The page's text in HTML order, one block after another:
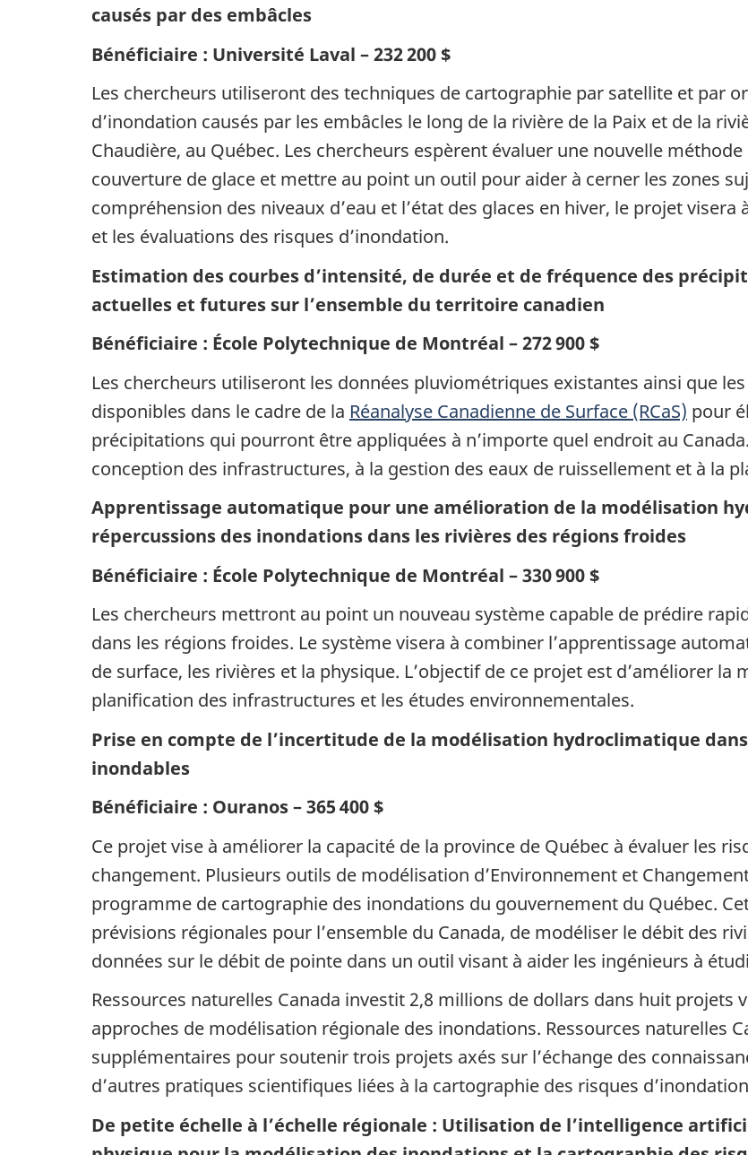
causés par des embâcles
Bénéficiaire : Université Laval – 232 200 $
Les chercheurs utiliseront des techniques de cartographie par satellite et par
d’inondation causés par les embâcles le long de la rivière de la Paix et de la
Chaudière, au Québec. Les chercheurs espèrent évaluer une nouvelle
couverture de glace et mettre au point un outil pour aider à cerner les zones
compréhension des niveaux d’eau et l’état des glaces en hiver, le projet
et les évaluations des risques d’inondation.
Estimation des courbes d’intensité, de durée et de fréquence des
actuelles et futures sur l’ensemble du territoire canadien
Bénéficiaire : École Polytechnique de Montréal – 272 900 $
Les chercheurs utiliseront les données pluviométriques existantes ainsi que
disponibles dans le cadre de la Réanalyse Canadienne de Surface (RCaS) pour
précipitations qui pourront être appliquées à n’importe quel endroit au
conception des infrastructures, à la gestion des eaux de ruissellement et à la
Apprentissage automatique pour une amélioration de la modélisation
répercussions des inondations dans les rivières des régions froides
Bénéficiaire : École Polytechnique de Montréal – 330 900 $
Les chercheurs mettront au point un nouveau système capable de prédire
dans les régions froides. Le système visera à combiner l’apprentissage
de surface, les rivières et la physique. L’objectif de ce projet est d’améliorer
planification des infrastructures et les études environnementales.
Prise en compte de l’incertitude de la modélisation hydroclimatique
inondables
Bénéficiaire : Ouranos – 365 400 $
Ce projet vise à améliorer la capacité de la province de Québec à évaluer les
changement. Plusieurs outils de modélisation d’Environnement et
programme de cartographie des inondations du gouvernement du Québec.
prévisions régionales pour l’ensemble du Canada, de modéliser le débit des
données sur le débit de pointe dans un outil visant à aider les ingénieurs à
Ressources naturelles Canada investit 2,8 millions de dollars dans huit projets
approches de modélisation régionale des inondations. Ressources naturelles
supplémentaires pour soutenir trois projets axés sur l’échange des
d’autres pratiques scientifiques liées à la cartographie des risques
De petite échelle à l’échelle régionale : Utilisation de l’intelligence